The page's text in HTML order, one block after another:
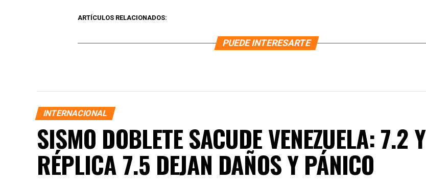
ARTÍCULOS RELACIONADOS:
PUEDE INTERESARTE
INTERNACIONAL
SISMO DOBLETE SACUDE VENEZUELA: 7.2 Y
RÉPLICA 7.5 DEJAN DAÑOS Y PÁNICO